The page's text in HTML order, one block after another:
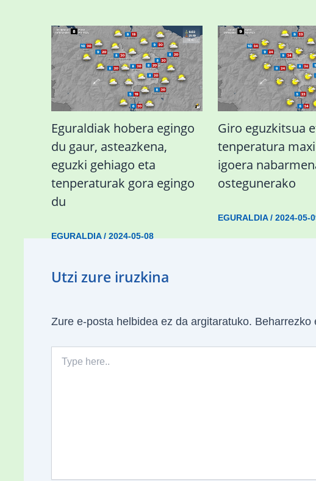
Eguraldiak hobera egingo
du gaur, asteazkena,
eguzki gehiago eta
tenperaturak gora egingo
du
EGURALDIA/ 2024-05-08
Giro eguzkitsua
tenperatura
igoera
ostegunerako
EGURALDIA/2024-05-
Utzi zure iruzkina
Zure e-posta helbidea ez da argitaratuko. Beharrezko
here..